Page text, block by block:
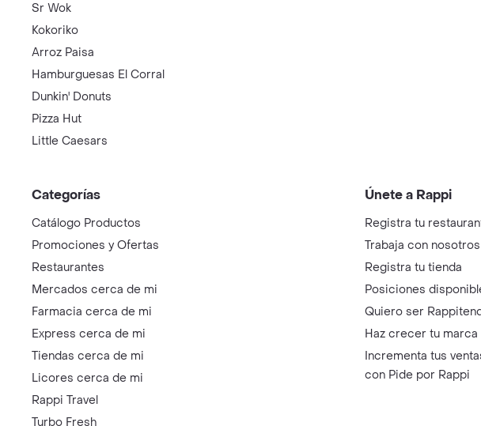
Sr Wok
Kokoriko
Arroz Paisa
Hamburguesas El Corral
Dunkin' Donuts
Pizza Hut
Little Caesars
Categorías
Catálogo Productos
Promociones y Ofertas
Restaurantes
Mercados cerca de mi
Farmacia cerca de mi
Express cerca de mi
Tiendas cerca de mi
Licores cerca de mi
Rappi Travel
Turbo Fresh
Únete a Rappi
Registra tu
Trabaja con nosotros
Registra tu tienda
Posiciones
Quiero ser
Haz crecer tu marca
Incrementa tus
con Pide por Rappi